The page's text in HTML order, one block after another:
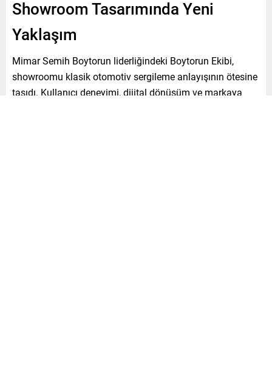
Showroom Tasarımında Yeni
Yaklaşım
Mimar Semih Boytorun liderliğindeki Boytorun Ekibi,
showroomu klasik otomotiv sergileme anlayışının ötesine
taşıdı. Kullanıcı deneyimi, dijital dönüşüm ve markaya